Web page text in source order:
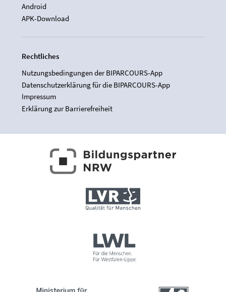
Android
APK-Download
Rechtliches
Nutzungsbedingungen der BIPARCOURS-App
Datenschutzerklärung für die BIPARCOURS-App
Impressum
Erklärung zur Barrierefreiheit